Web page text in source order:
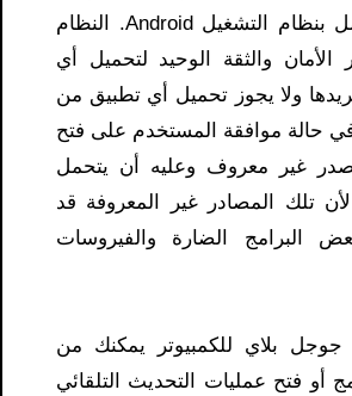
الذكية التي تعمل بنظام التشغيل Android. النظام
والثقة الوحيد لتحميل أي
ولا يجوز تحميل أي تطبيق من
حالة موافقة المستخدم على فتح
غير معروف وعليه أن يتحمل
تلك المصادر غير المعروفة قد
البرامج الضارة والفيروسات
بلاي للكمبيوتر يمكنك من
أو فتح عمليات التحديث التلقائي